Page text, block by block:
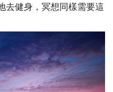
去健身，冥想同樣需要這